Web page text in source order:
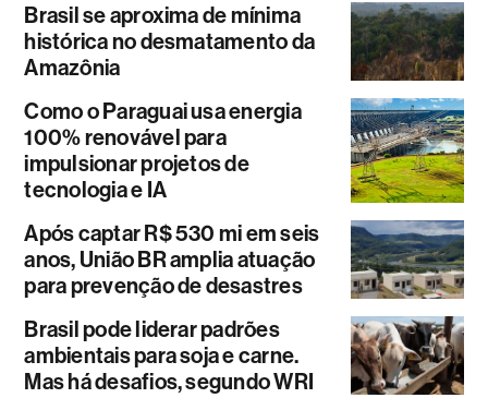
Brasil se aproxima de mínima
histórica no desmatamento da
Amazônia
Como o Paraguai usa energia
100% renovável para
impulsionar projetos de
tecnologia e IA
Após captar R$ 530 mi em seis
anos, União BR amplia atuação
para prevenção de desastres
Brasil pode liderar padrões
ambientais para soja e carne.
Mas há desafios, segundo WRI